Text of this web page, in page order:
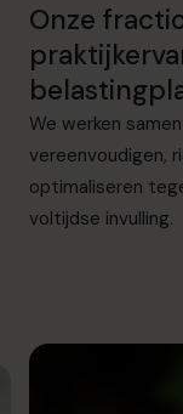
Onze
We werken
vereenvoudigen,
optimaliseren
voltijdse invulling.